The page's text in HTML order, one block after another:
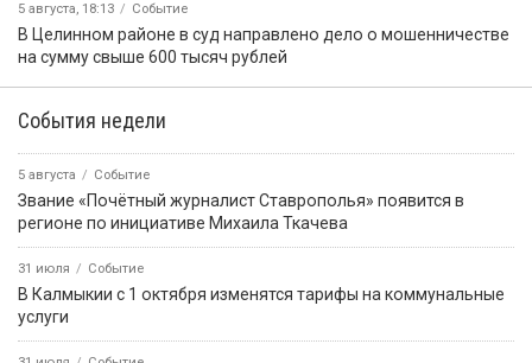
5 августа, 18:13 Событие
В Целинном районе в суд направлено дело о мошенничестве
на сумму свыше 600 тысяч рублей
События недели
5 августа Событие
Звание «Почётный журналист Ставрополья» появится в
регионе по инициативе Михаила Ткачева
31 июля Событие
В Калмыкии с 1 октября изменятся тарифы на коммунальные
услуги